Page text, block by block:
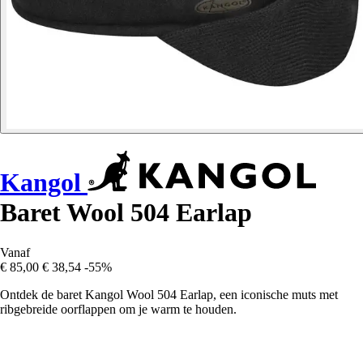
Kangol
Baret Wool 504 Earlap
Vanaf
€ 85,00 € 38,54 -55%
Ontdek de baret Kangol Wool 504 Earlap, een iconische muts met
ribgebreide oorflappen om je warm te houden.